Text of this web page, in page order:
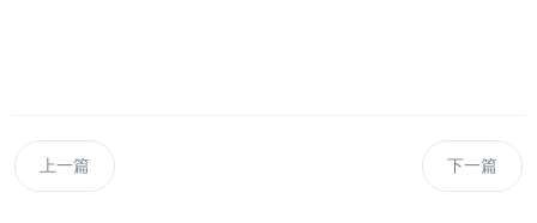
上一篇 下一篇